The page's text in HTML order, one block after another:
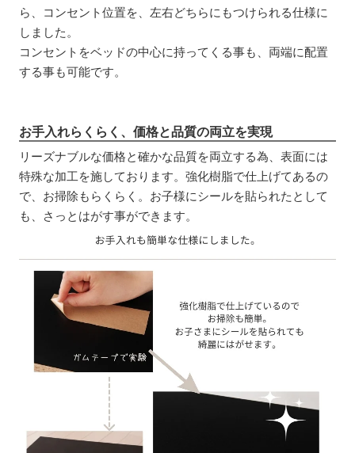
ら、コンセント位置を、左右どちらにもつけられる仕様に
しました。
コンセントをベッドの中心に持ってくる事も、両端に配置
する事も可能です。
お手入れらくらく、価格と品質の両立を実現
リーズナブルな価格と確かな品質を両立する為、表面には
特殊な加工を施しております。強化樹脂で仕上げてあるの
で、お掃除もらくらく。お子様にシールを貼られたとして
も、さっとはがす事ができます。